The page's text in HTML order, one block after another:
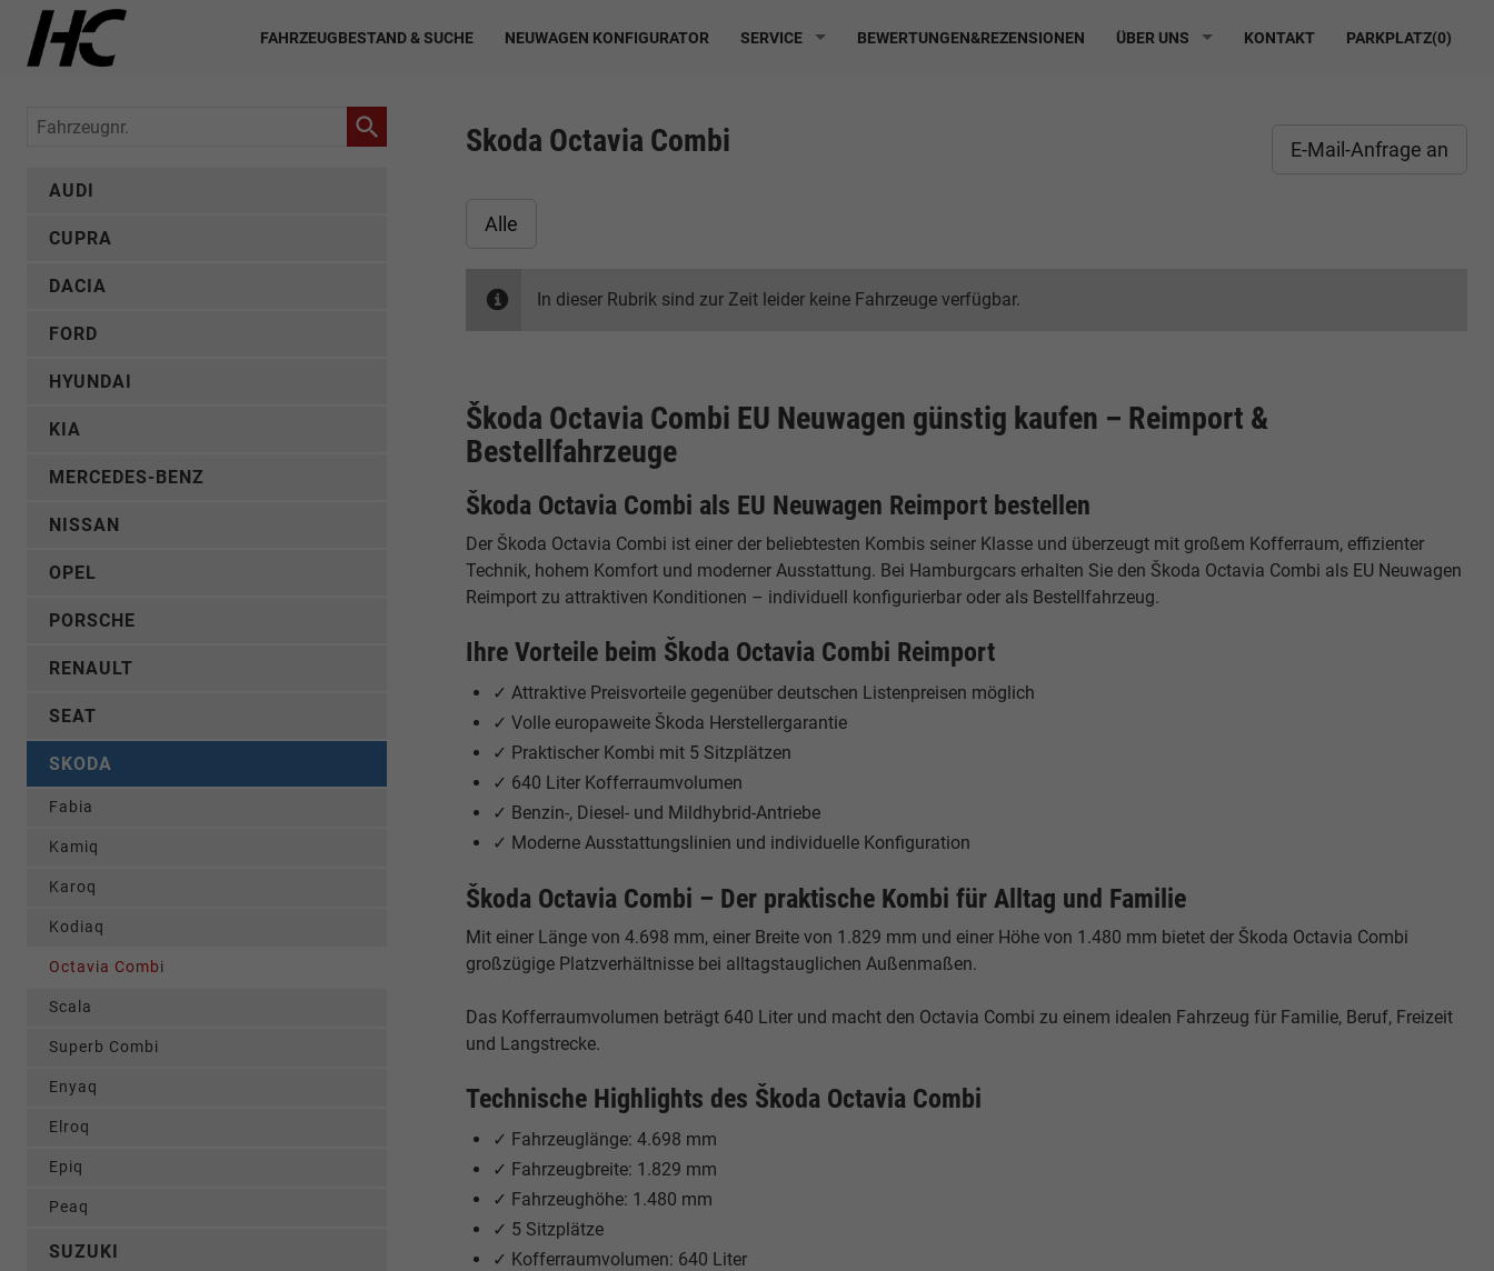
FAHRZEUGBESTAND & SUCHE NEUWAGEN KONFIGURATOR SERVICE BEWERTUNGEN&REZENSIONEN ÜBER UNS KONTAKT PARKPLATZ(0)
E-Mail-Anfrage an
Skoda Octavia Combi
Alle
In dieser Rubrik sind zur Zeit leider keine Fahrzeuge verfügbar.
Škoda Octavia Combi EU Neuwagen günstig kaufen – Reimport &
Bestellfahrzeuge
Škoda Octavia Combi als EU Neuwagen Reimport bestellen
Der Škoda Octavia Combi ist einer der beliebtesten Kombis seiner Klasse und überzeugt mit großem Kofferraum, effizienter
Technik, hohem Komfort und moderner Ausstattung. Bei Hamburgcars erhalten Sie den Škoda Octavia Combi als EU Neuwagen
Reimport zu attraktiven Konditionen – individuell konfigurierbar oder als Bestellfahrzeug.
Ihre Vorteile beim Škoda Octavia Combi Reimport
✓ Attraktive Preisvorteile gegenüber deutschen Listenpreisen möglich
✓ Volle europaweite Škoda Herstellergarantie
✓ Praktischer Kombi mit 5 Sitzplätzen
✓ 640 Liter Kofferraumvolumen
✓ Benzin-, Diesel- und Mildhybrid-Antriebe
✓ Moderne Ausstattungslinien und individuelle Konfiguration
Škoda Octavia Combi – Der praktische Kombi für Alltag und Familie
Mit einer Länge von 4.698 mm, einer Breite von 1.829 mm und einer Höhe von 1.480 mm bietet der Škoda Octavia Combi
großzügige Platzverhältnisse bei alltagstauglichen Außenmaßen.
Das Kofferraumvolumen beträgt 640 Liter und macht den Octavia Combi zu einem idealen Fahrzeug für Familie, Beruf, Freizeit
und Langstrecke.
Technische Highlights des Škoda Octavia Combi
✓ Fahrzeuglänge: 4.698 mm
✓ Fahrzeugbreite: 1.829 mm
✓ Fahrzeughöhe: 1.480 mm
✓ 5 Sitzplätze
✓ Kofferraumvolumen: 640 Liter
Fahrzeugnr.
AUDI
CUPRA
DACIA
FORD
HYUNDAI
KIA
MERCEDES-BENZ
NISSAN
OPEL
PORSCHE
RENAULT
SEAT
SKODA
Fabia
Kamiq
Karoq
Kodiaq
Octavia Combi
Scala
Superb Combi
Enyaq
Elroq
Epiq
Peaq
SUZUKI